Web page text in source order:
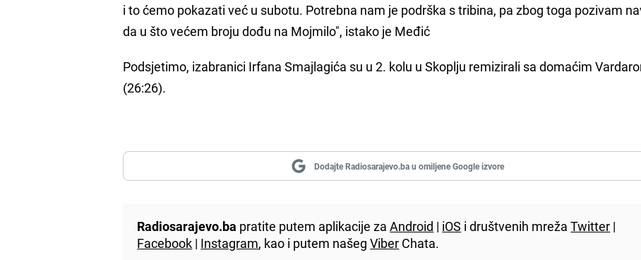
i to ćemo pokazati već u subotu. Potrebna nam je podrška s tribina, pa zbog toga pozivam
da u što većem broju dođu na Mojmilo", istako je Međić
Podsjetimo, izabranici Irfana Smajlagića su u 2. kolu u Skoplju remizirali sa domaćim
(26:26).
Dodajte Radiosarajevo.ba u omiljene Google izvore
Radiosarajevo.ba pratite putem aplikacije zaAndroid | iOS i društvenih mrežaTwitter |
Facebook | Instagram, kao i putem našegViber Chata.